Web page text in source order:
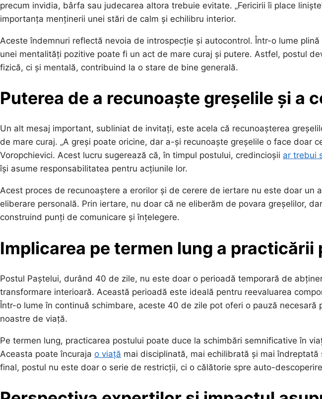
precum invidia, bârfa sau judecarea altora trebuie evitate. „Fericirii îi place
importanța menținerii unei stări de calm și echilibru interior.
Aceste îndemnuri reflectă nevoia de introspecție și autocontrol. Într-o lume
unei mentalități pozitive poate fi un act de mare curaj și putere. Astfel, postul
fizică, ci și mentală, contribuind la o stare de bine generală.
Puterea de a recunoaște greșelile și a
Un alt mesaj important, subliniat de invitați, este acela că recunoașterea
de mare curaj. „A greși poate oricine, dar a-și recunoaște greșelile o face doar
Voropchievici. Acest lucru sugerează că, în timpul postului, credincioșii ar trebui
își asume responsabilitatea pentru acțiunile lor.
Acest proces de recunoaștere a erorilor și de cerere de iertare nu este doar un
eliberare personală. Prin iertare, nu doar că ne eliberăm de povara greșelilor,
construind punți de comunicare și înțelegere.
Implicarea pe termen lung a practicării
Postul Paștelui, durând 40 de zile, nu este doar o perioadă temporară de
transformare interioară. Această perioadă este ideală pentru reevaluarea
Într-o lume în continuă schimbare, aceste 40 de zile pot oferi o pauză necesară
noastre de viață.
Pe termen lung, practicarea postului poate duce la schimbări semnificative în
Aceasta poate încuraja o viață mai disciplinată, mai echilibrată și mai îndreptată
final, postul nu este doar o serie de restricții, ci o călătorie spre auto-